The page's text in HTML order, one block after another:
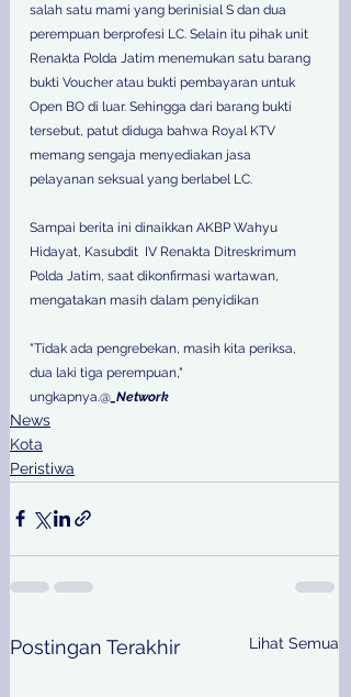
salah satu mami yang berinisial S dan dua
perempuan berprofesi LC. Selain itu pihak unit
Renakta Polda Jatim menemukan satu barang
bukti Voucher atau bukti pembayaran untuk
Open BO di luar. Sehingga dari barang bukti
tersebut, patut diduga bahwa Royal KTV
memang sengaja menyediakan jasa
pelayanan seksual yang berlabel LC.
Sampai berita ini dinaikkan AKBP Wahyu
Hidayat, Kasubdit  IV Renakta Ditreskrimum
Polda Jatim, saat dikonfirmasi wartawan,
mengatakan masih dalam penyidikan
"Tidak ada pengrebekan, masih kita periksa,
dua laki tiga perempuan,"
ungkapnya.@ _Network
News
Kota
Peristiwa
Postingan Terakhir Lihat Semua